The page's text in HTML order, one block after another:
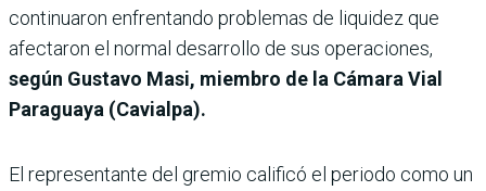
continuaron enfrentando problemas de liquidez que
afectaron el normal desarrollo de sus operaciones,
según Gustavo Masi, miembro de la Cámara Vial
Paraguaya (Cavialpa).
El representante del gremio calificó el periodo como un